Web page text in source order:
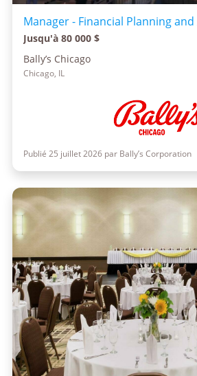
Manager - Financial Planning and
Jusqu'à 80 000 $
Bally’s Chicago
Chicago, IL
Publié 25 juillet 2026 par Bally’s Corporation